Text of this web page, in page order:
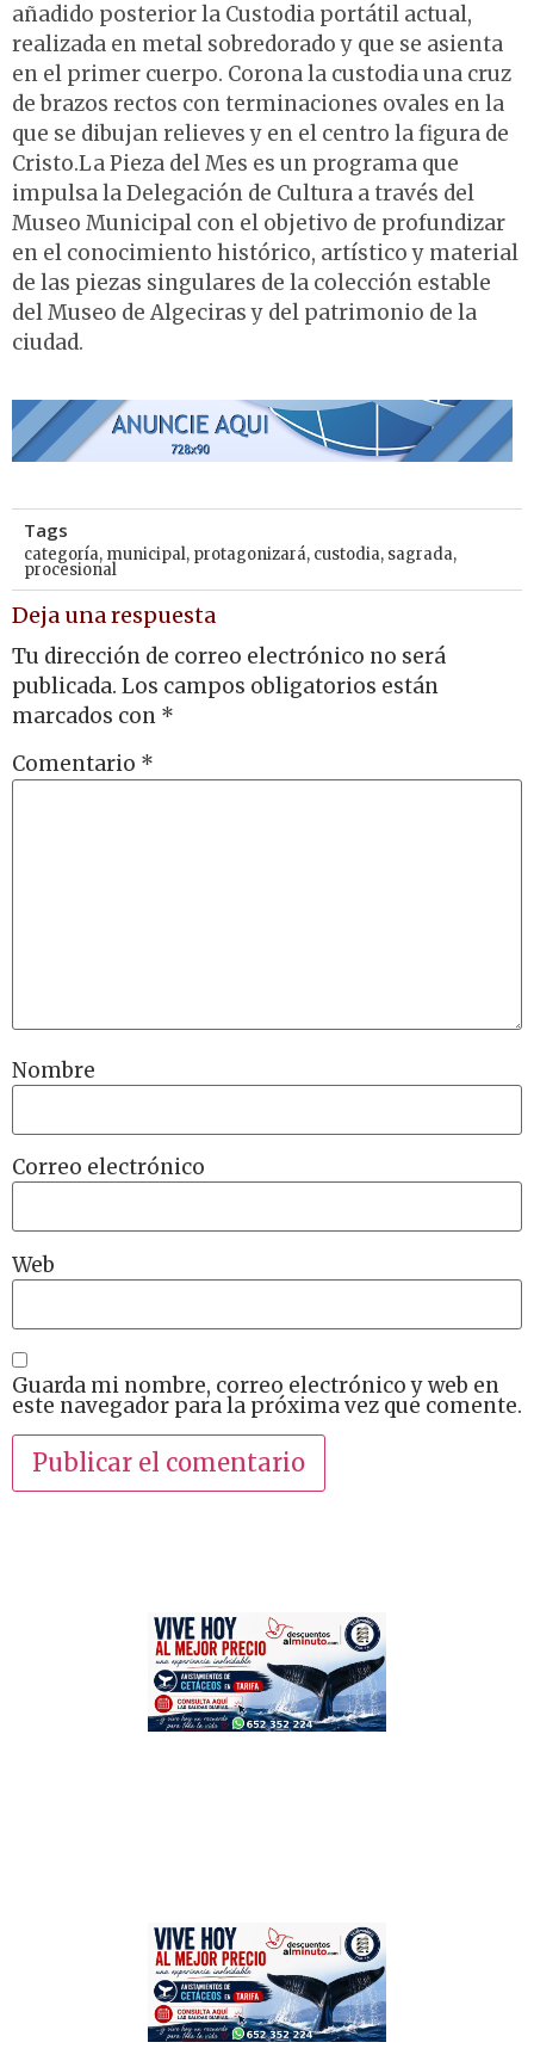
añadido posterior la Custodia portátil actual,
realizada en metal sobredorado y que se asienta
en el primer cuerpo. Corona la custodia una cruz
de brazos rectos con terminaciones ovales en la
que se dibujan relieves y en el centro la figura de
Cristo.La Pieza del Mes es un programa que
impulsa la Delegación de Cultura a través del
Museo Municipal con el objetivo de profundizar
en el conocimiento histórico, artístico y material
de las piezas singulares de la colección estable
del Museo de Algeciras y del patrimonio de la
ciudad.
Tags
categoría, municipal, protagonizará, custodia, sagrada,
procesional
Deja una respuesta
Tu dirección de correo electrónico no será
publicada. Los campos obligatorios están
marcados con *
Comentario *
Nombre
Correo electrónico
Web
Guarda mi nombre, correo electrónico y web en
este navegador para la próxima vez que comente.